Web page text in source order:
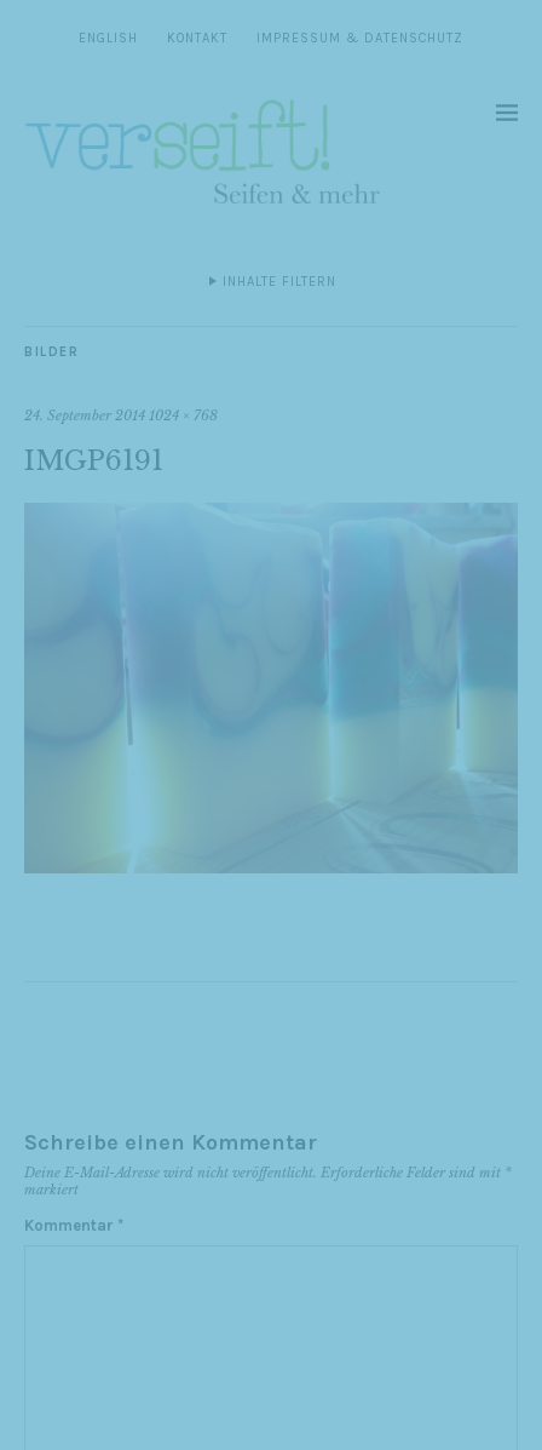
ENGLISH KONTAKT IMPRESSUM & DATENSCHUTZ
INHALTE FILTERN
BILDER
24. September 2014 1024 × 768
IMGP6191
Schreibe einen Kommentar
Deine E-Mail-Adresse wird nicht veröffentlicht. Erforderliche Felder sind mit *
markiert
Kommentar *